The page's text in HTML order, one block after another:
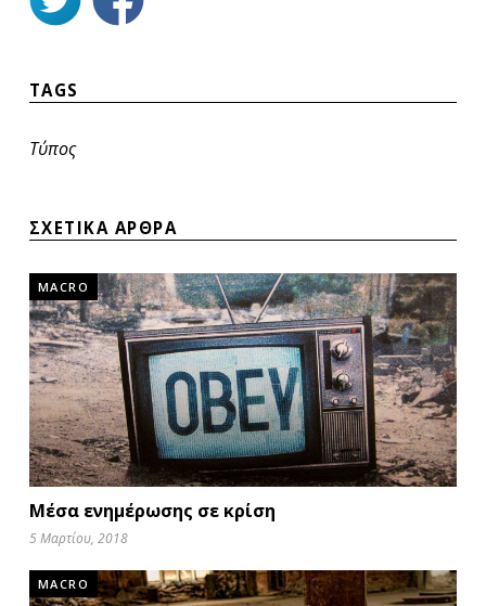
TAGS
Τύπος
ΣΧΕΤΙΚΑ ΑΡΘΡΑ
MACRO
Μέσα ενημέρωσης σε κρίση
5 Μαρτίου, 2018
MACRO